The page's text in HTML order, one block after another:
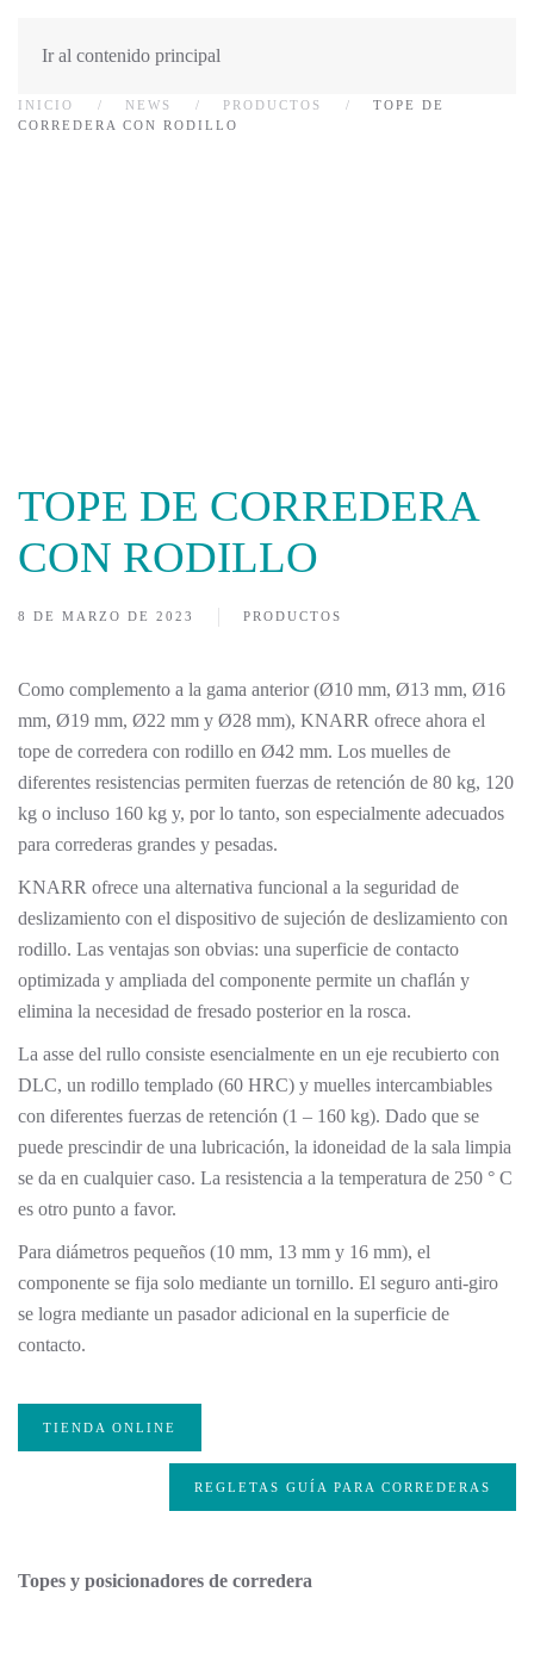
Ir al contenido principal
INICIO NEWS PRODUCTOS
TOPE DE
CORREDERA CON RODILLO
TOPE DE CORREDERA
CON RODILLO
8 DE MARZO DE 2023 PRODUCTOS
Como complemento a la gama anterior (Ø10 mm, Ø13 mm, Ø16
mm, Ø19 mm, Ø22 mm y Ø28 mm), KNARR ofrece ahora el
tope de corredera con rodillo en Ø42 mm. Los muelles de
diferentes resistencias permiten fuerzas de retención de 80 kg, 120
kg o incluso 160 kg y, por lo tanto, son especialmente adecuados
para correderas grandes y pesadas.
KNARR ofrece una alternativa funcional a la seguridad de
deslizamiento con el dispositivo de sujeción de deslizamiento con
rodillo. Las ventajas son obvias: una superficie de contacto
optimizada y ampliada del componente permite un chaflán y
elimina la necesidad de fresado posterior en la rosca.
La asse del rullo consiste esencialmente en un eje recubierto con
DLC, un rodillo templado (60 HRC) y muelles intercambiables
con diferentes fuerzas de retención (1 – 160 kg). Dado que se
puede prescindir de una lubricación, la idoneidad de la sala limpia
se da en cualquier caso. La resistencia a la temperatura de 250 ° C
es otro punto a favor.
Para diámetros pequeños (10 mm, 13 mm y 16 mm), el
componente se fija solo mediante un tornillo. El seguro anti-giro
se logra mediante un pasador adicional en la superficie de
contacto.
TIENDA ONLINE
REGLETAS GUÍA PARA CORREDERAS
Topes y posicionadores de corredera